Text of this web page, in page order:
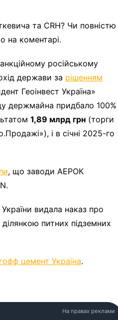
та CRH? Чи повністю
на коментарі.
російському
держави за рішенням
Геоінвест Україна»
держмайна придбало 100%
1,89 млрд грн (торги
і в січні 2025-го
, що заводи АЕРОК
видала наказ про
питних підземних
цемент Україна.
На правах реклами